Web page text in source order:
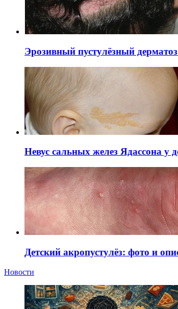
Эрозивный пустулёзный
Невус сальных желез Ядассона у
Детский акропустулёз: фото и
Новости